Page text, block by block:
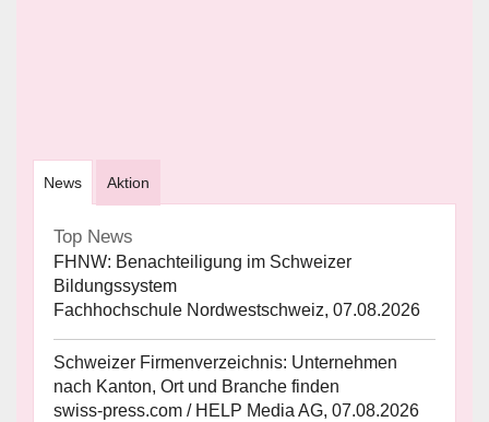
News Aktion
Top News
FHNW: Benachteiligung im Schweizer
Bildungssystem
Fachhochschule Nordwestschweiz, 07.08.2026
Schweizer Firmenverzeichnis: Unternehmen
nach Kanton, Ort und Branche finden
swiss-press.com / HELP Media AG, 07.08.2026